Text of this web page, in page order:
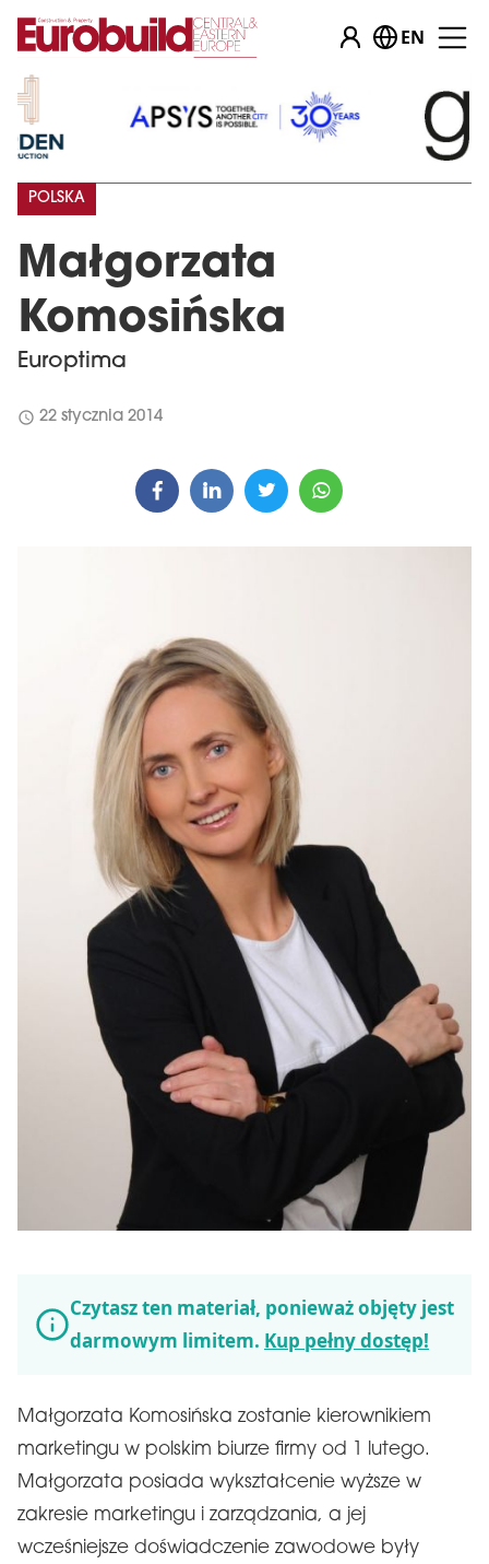
EN
Małgorzata
Komosińska
Europtima
POLSKA
schedule 22 stycznia 2014
Czytasz ten materiał, ponieważ objęty jest
darmowym limitem. Kup pełny dostęp!
Małgorzata Komosińska zostanie kierownikiem
marketingu w polskim biurze firmy od 1 lutego.
Małgorzata posiada wykształcenie wyższe w
zakresie marketingu i zarządzania, a jej
wcześniejsze doświadczenie zawodowe były